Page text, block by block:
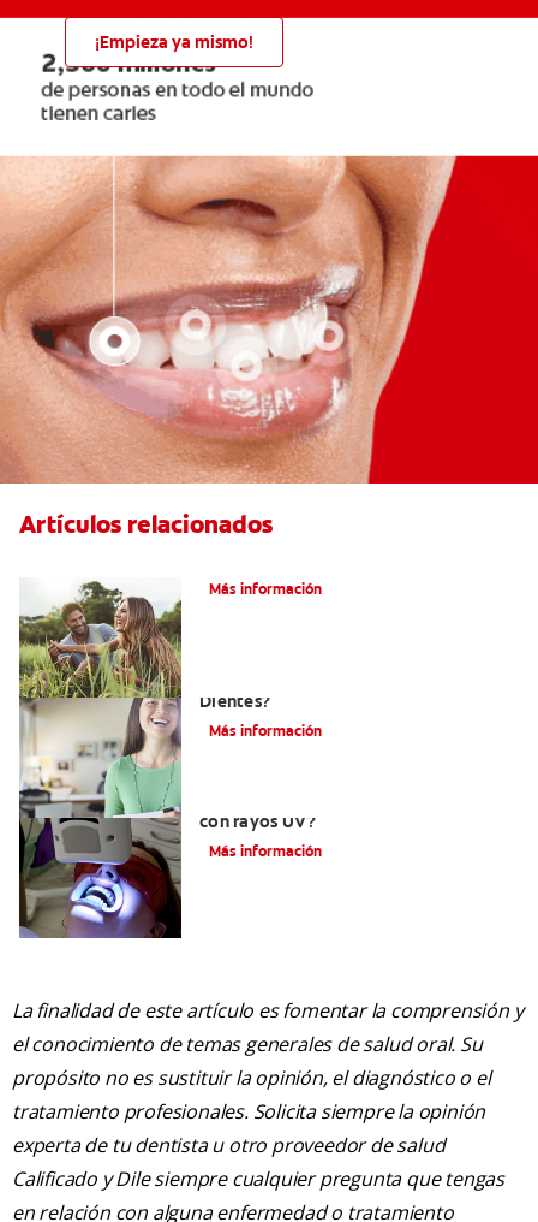
¡Empieza ya mismo!
Artículos relacionados
Más información
Dientes?
Más información
con rayos UV?
Más información
La finalidad de este artículo es fomentar la comprensión y
el conocimiento de temas generales de salud oral. Su
propósito no es sustituir la opinión, el diagnóstico o el
tratamiento profesionales. Solicita siempre la opinión
experta de tu dentista u otro proveedor de salud
Calificado y Dile siempre cualquier pregunta que tengas
en relación con alguna enfermedad o tratamiento